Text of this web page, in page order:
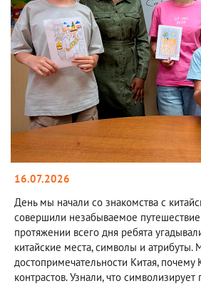
16.07.2026
День мы начали со знакомства с
совершили незабываемое
протяжении всего дня ребята
китайские места, символы и
достопримечательности Китая, почему
контрастов. Узнали, что